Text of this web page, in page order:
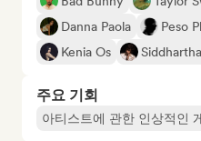
Danna Paola
Peso
Kenia Os
Siddhartha
주요 기회
아티스트에 관한 인상적인